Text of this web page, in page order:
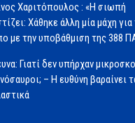
Χαριτόπουλος : «Η σιωπή
Χάθηκε άλλη μία μάχη για
με την υποβάθμιση της 388
Γιατί δεν υπήρχαν
– Η ευθύνη βαραίνει